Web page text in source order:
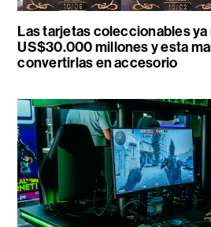
Las tarjetas coleccionables
US$30.000 millones y esta
convertirlas en accesorio